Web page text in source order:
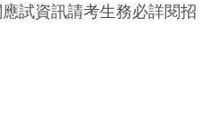
試資訊請考生務必詳閱招